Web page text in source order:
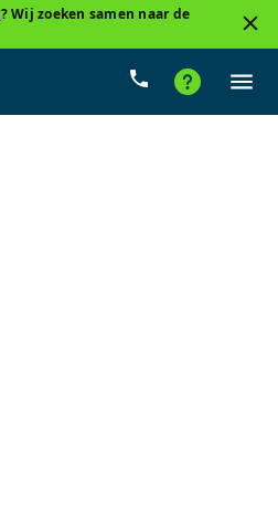
? Wij zoeken samen naar de